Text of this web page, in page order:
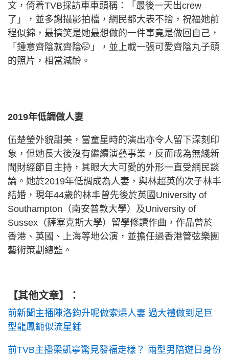
文，倚着TVB採訪車車頭稱：「最後一天出crew
了」，並多謝攝影拍檔，網民都大表不捨，祝福她前
程似錦，最搞笑是她最想做的一件事竟是做回自己，
「鍾意齊陰就齊陰🤭」，並上載一張可愛齊陰丸子頭
的照片，相當減齡。
2019年低調做人妻
伍楚瑩外貌甜美，當童星時的演出亦令人留下深刻印
象，但她長大後沒有繼續演藝事業，反而成為無綫新
聞財經節目主持，其眼大大可愛的外形一直受網民談
論。她於2019年低調成為人妻，與林超英的次子林丰
結婚，現年44歲的林丰曾先後於英國University of
Southampton（南安普敦大學）及University of
Sussex（薩塞克斯大學）留學修讀作曲，作品曾於
香港、英國、上海等地公演，並擔任過香港管弦樂團
藝術策劃總監。
【其他文章】：
前新聞主播陳洛鈞升呢做索爆人妻 過大禮做到足巨
型龍鳳鈪似流星錘
前TVB主播梁凱寧驚見發福走樣？ 兩型男陪遊日身份